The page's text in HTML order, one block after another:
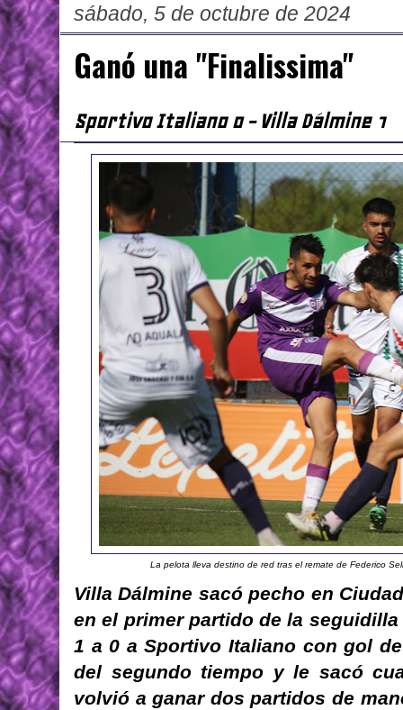
sábado, 5 de octubre de 2024
Ganó una "Finalissima"
Sportivo Italiano 0 - Villa Dálmine 1
La pelota lleva destino de red tras el remate de Federico
Villa Dálmine sacó pecho en
en el primer partido de la
1 a 0 a Sportivo Italiano con gol
del segundo tiempo y le sacó
volvió a ganar dos partidos de